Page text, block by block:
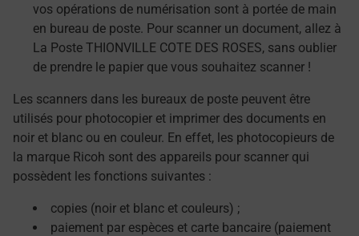
vos opérations de numérisation sont à portée de main
en bureau de poste. Pour scanner un document, allez à
La Poste THIONVILLE COTE DES ROSES, sans oublier
de prendre le papier que vous souhaitez scanner !
Les scanners dans les bureaux de poste peuvent être
utilisés pour photocopier et imprimer des documents en
noir et blanc ou en couleur. En effet, les photocopieurs de
la marque Ricoh sont des appareils pour scanner qui
possèdent les fonctions suivantes :
copies (noir et blanc et couleurs) ;
paiement par espèces et carte bancaire (paiement